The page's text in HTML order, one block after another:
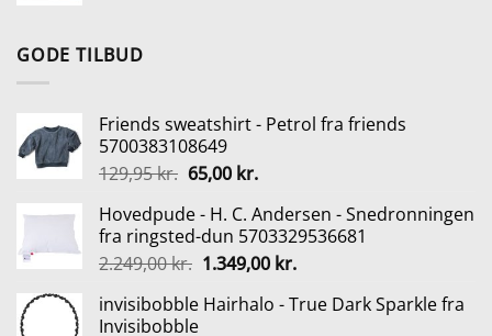
GODE TILBUD
Friends sweatshirt - Petrol fra friends
5700383108649
129,95kr. Den
pris
var:
129,95 kr..
65,00 kr.Den
pris
er:
65,00 kr..
Hovedpude - H. C. Andersen - Snedronningen
fra ringsted-dun 5703329536681
2.249,00kr. Den
pris
1.349,00 kr.Den
pris
invisibobble Hairhalo - True Dark Sparkle fra
Invisibobble